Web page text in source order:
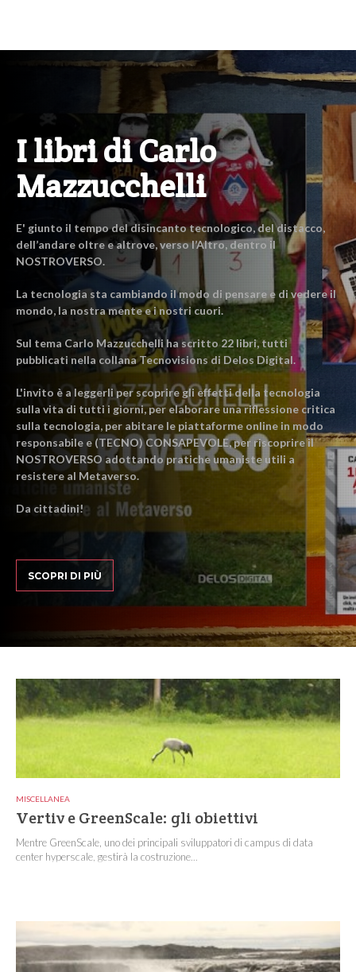
I libri di Carlo
Mazzucchelli
E' giunto il tempo del disincanto tecnologico, del distacco,
dell’andare oltre e altrove, verso l’Altro, dentro il
NOSTROVERSO.
La tecnologia sta cambiando il modo di pensare e di vedere il
mondo, la nostra mente e i nostri cuori.
Sul tema Carlo Mazzucchelli ha scritto 22 libri, tutti
pubblicati nella collana Tecnovisions di Delos Digital.
L'invito è a leggerli per scoprire gli effetti della tecnologia
sulla vita di tutti i giorni, per elaborare una riflessione critica
sulla tecnologia, per abitare le piattaforme online in modo
responsabile e (TECNO) CONSAPEVOLE, per riscoprire il
NOSTROVERSO adottando pratiche umaniste utili a
resistere al Metaverso.
Da cittadini!
SCOPRI DI PIÙ
MISCELLANEA
Vertiv e GreenScale: gli obiettivi
Mentre GreenScale, uno dei principali sviluppatori di campus di data
center hyperscale, gestirà la costruzione...